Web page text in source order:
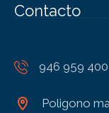
Contacto
946 959 400
Poligono